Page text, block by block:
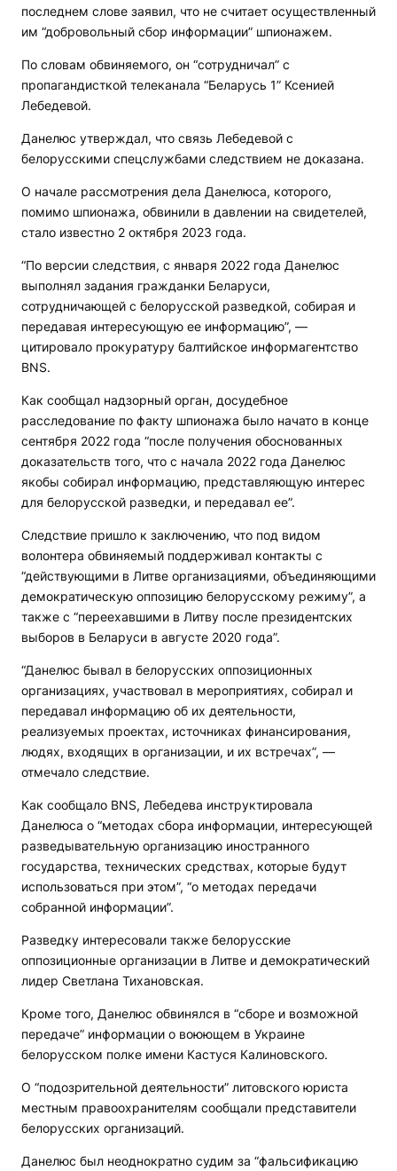
последнем слове заявил, что не считает осуществленный
им “добровольный сбор информации” шпионажем.
По словам обвиняемого, он “сотрудничал” с
пропагандисткой телеканала “Беларусь 1” Ксенией
Лебедевой.
Данелюс утверждал, что связь Лебедевой с
белорусскими спецслужбами следствием не доказана.
О начале рассмотрения дела Данелюса, которого,
помимо шпионажа, обвинили в давлении на свидетелей,
стало известно 2 октября 2023 года.
“По версии следствия, с января 2022 года Данелюс
выполнял задания гражданки Беларуси,
сотрудничающей с белорусской разведкой, собирая и
передавая интересующую ее информацию”, —
цитировало прокуратуру балтийское информагентство
BNS.
Как сообщал надзорный орган, досудебное
расследование по факту шпионажа было начато в конце
сентября 2022 года “после получения обоснованных
доказательств того, что с начала 2022 года Данелюс
якобы собирал информацию, представляющую интерес
для белорусской разведки, и передавал ее”.
Следствие пришло к заключению, что под видом
волонтера обвиняемый поддерживал контакты с
“действующими в Литве организациями, объединяющими
демократическую оппозицию белорусскому режиму”, а
также с “переехавшими в Литву после президентских
выборов в Беларуси в августе 2020 года”.
“Данелюс бывал в белорусских оппозиционных
организациях, участвовал в мероприятиях, собирал и
передавал информацию об их деятельности,
реализуемых проектах, источниках финансирования,
людях, входящих в организации, и их встречах”, —
отмечало следствие.
Как сообщало BNS, Лебедева инструктировала
Данелюса о “методах сбора информации, интересующей
разведывательную организацию иностранного
государства, технических средствах, которые будут
использоваться при этом”, “о методах передачи
собранной информации”.
Разведку интересовали также белорусские
оппозиционные организации в Литве и демократический
лидер Светлана Тихановская.
Кроме того, Данелюс обвинялся в “сборе и возможной
передаче” информации о воюющем в Украине
белорусском полке имени Кастуся Калиновского.
О “подозрительной деятельности” литовского юриста
местным правоохранителям сообщали представители
белорусских организаций.
Данелюс был неоднократно судим за “фальсификацию